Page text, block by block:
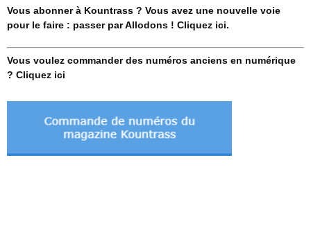
Vous abonner à Kountrass ? Vous avez une nouvelle voie
pour le faire : passer par Allodons ! Cliquez ici.
Vous voulez commander des numéros anciens en numérique
? Cliquez ici